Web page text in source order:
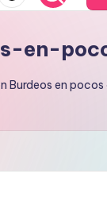
en-
Burdeos en